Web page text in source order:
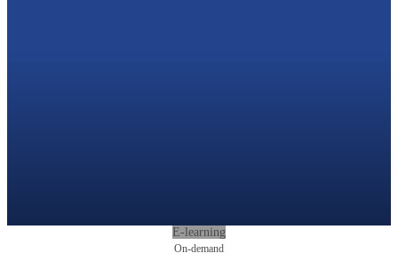
E-learning
On-demand